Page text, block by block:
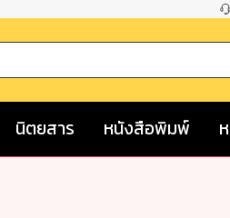
นิตยสาร หนังสือพิมพ์